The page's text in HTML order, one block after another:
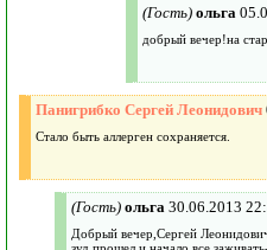
(Гость) ольга
добрый вечер!на
Панигрибко Сергей Леонидович
Стало быть аллерген сохраняется.
(Гость) ольга 30.06.2013
Добрый вечер,Сергей